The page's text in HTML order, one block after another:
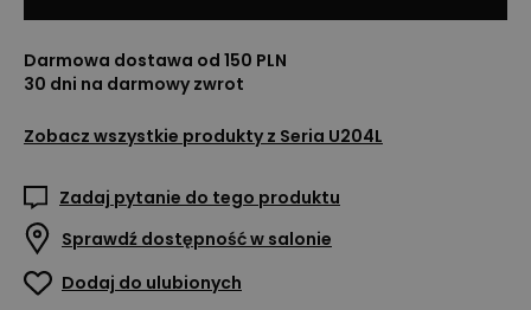
Darmowa dostawa od 150 PLN
30 dni na darmowy zwrot
Zobacz wszystkie produkty z Seria U204L
Zadaj pytanie do tego produktu
Sprawdź dostępność w salonie
Dodaj do ulubionych